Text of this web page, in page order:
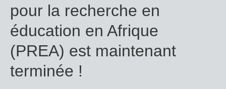
pour la recherche en
éducation en Afrique
(PREA) est maintenant
terminée !